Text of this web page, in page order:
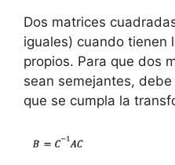
Dos matrices
iguales) cuando tienen
propios. Para que dos
sean semejantes,
que se cumpla la